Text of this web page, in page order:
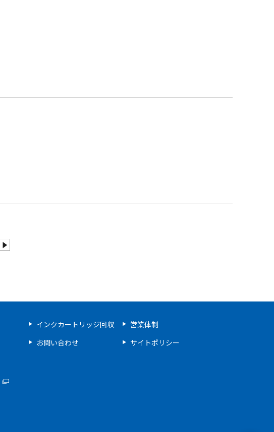
インクカートリッジ回収
営業体制
お問い合わせ
サイトポリシー